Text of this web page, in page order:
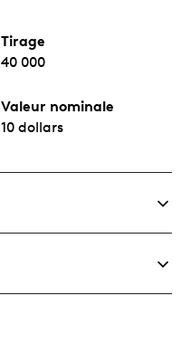
Tirage
40 000
Valeur nominale
10 dollars